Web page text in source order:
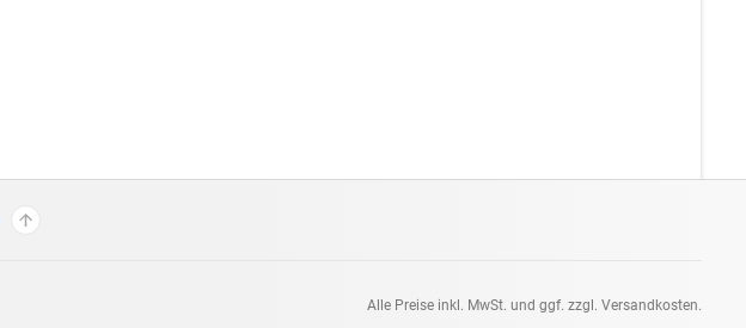
Alle Preise inkl. MwSt. und ggf. zzgl. Versandkosten.